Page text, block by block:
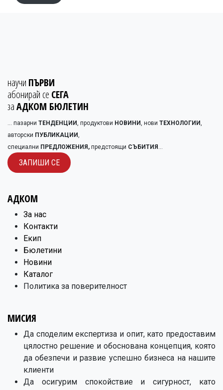
научи ПЪРВИ
абонирай се СЕГА
заАДКОМ БЮЛЕТИН
... пазарни ТЕНДЕНЦИИ, продуктови НОВИНИ, нови ТЕХНОЛОГИИ,
авторски ПУБЛИКАЦИИ,
специални ПРЕДЛОЖЕНИЯ, предстоящи СЪБИТИЯ ...
ЗАПИШИ С​​Е
АДКОМ
​За нас
Контакти
Екип
Бюлетини
Новини
Каталог
Политика за поверителност
МИСИЯ
Да споделим експертиза и опит, като предоставим
цялостно решение и обоснована концепция, която
да обезпечи и развие успешно бизнеса на нашите
клиенти
Да осигурим спокойствие и сигурност, като